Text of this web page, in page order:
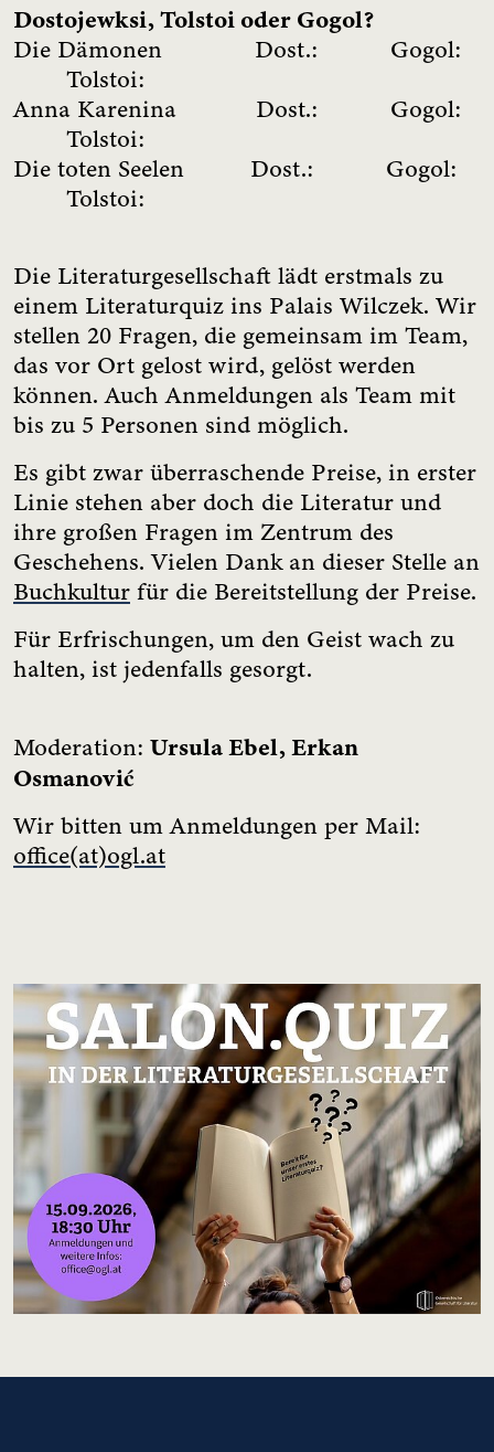
Dostojewksi, Tolstoi oder Gogol?
Die Dämonen Dost.: Gogol:
Tolstoi:
Anna Karenina Dost.: Gogol:
Tolstoi:
Die toten Seelen Dost.: Gogol:
Tolstoi:
Die Literaturgesellschaft lädt erstmals zu
einem Literaturquiz ins Palais Wilczek. Wir
stellen 20 Fragen, die gemeinsam im Team,
das vor Ort gelost wird, gelöst werden
können. Auch Anmeldungen als Team mit
bis zu 5 Personen sind möglich.
Es gibt zwar überraschende Preise, in erster
Linie stehen aber doch die Literatur und
ihre großen Fragen im Zentrum des
Geschehens. Vielen Dank an dieser Stelle an
Buchkultur für die Bereitstellung der Preise.
Für Erfrischungen, um den Geist wach zu
halten, ist jedenfalls gesorgt.
Moderation: Ursula Ebel, Erkan
Osmanović
Wir bitten um Anmeldungen per Mail:
office(at)ogl.at